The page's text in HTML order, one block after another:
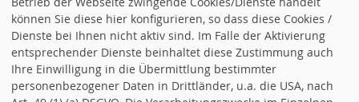
Lesen Sie dazu auch die Kommentare von Georg Sinz
und Klaus Schätzle unter "Aktionen und Beiträge",
Naturschutz und Artenvielfalt!
können Sie diese hier konfigurieren, so dass diese Cookies /
Dienste bei Ihnen nicht aktiv sind. Im Falle der Aktivierung
entsprechender Dienste beinhaltet diese Zustimmung auch
Ihre Einwilligung in die Übermittlung bestimmter
personenbezogener Daten in Drittländer, u.a. die USA, nach